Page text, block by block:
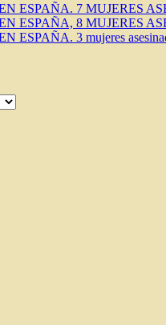
ESPAÑA. 7 MUJERES
ESPAÑA, 8 MUJERES
ESPAÑA. 3 mujeres